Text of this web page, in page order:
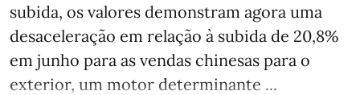
subida, os valores demonstram agora uma
desaceleração em relação à subida de 20,8%
em junho para as vendas chinesas para o
exterior, um motor determinante ...